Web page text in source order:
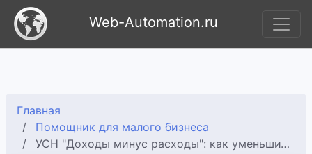
Web-Automation.ru
Главная
Помощник для малого бизнеса
УСН "Доходы минус расходы": как уменьшить налог к уплате